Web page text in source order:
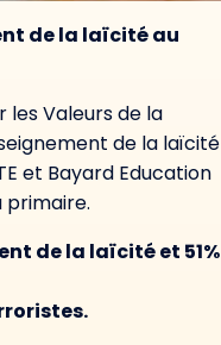
de la laïcité au
les Valeurs de la
de la laïcité
et Bayard Education
primaire.
de la laïcité et 51%